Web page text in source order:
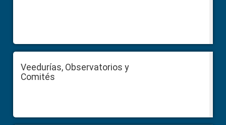
Veedurías, Observatorios y
Comités